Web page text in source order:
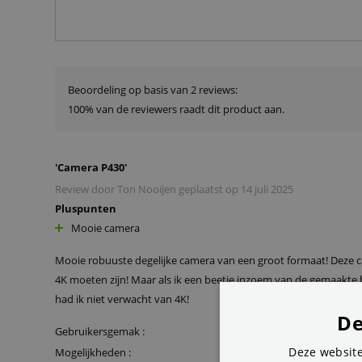
Beoordeling op basis van 2 reviews:
100% van de reviewers raadt dit product aan.
'Camera P430'
Review doorTon Nooijen geplaatst op 14 juli 2025
Pluspunten
Mooie camera
Mooie robuuste degelijke camera van een groot formaat!
4K moeten zijn! Maar als ik een beetje inzoem van de
had ik niet verwacht van 4K!
Gebruikersgemak :
Mogelijkheden :
Deze